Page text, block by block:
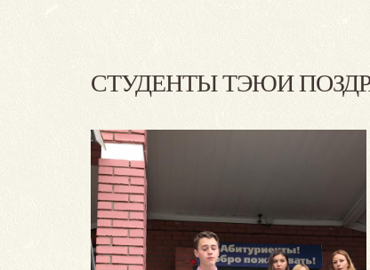
СТУДЕНТЫ ТЭЮИ